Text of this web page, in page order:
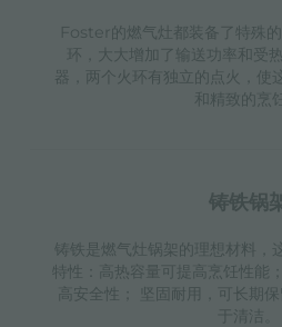
Foster的燃气灶都装备了特殊
环，大大增加了输送功率和受
器，两个火环有独立的点火，使
和精致的烹
铸铁锅
铸铁是燃气灶锅架的理想材料，
特性：高热容量可提高烹饪性能
高安全性； 坚固耐用，可长期
于清洁。